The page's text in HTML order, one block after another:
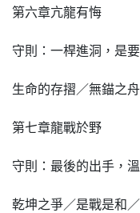
第六章亢龍有悔
守則：一桿進洞，是
生命的存摺／無錨之
第七章龍戰於野
守則：最後的出手，
乾坤之爭／是戰是和